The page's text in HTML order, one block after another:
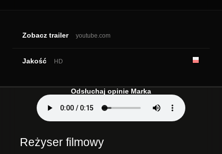
Zobacz trailer youtube.com
Jakość HD
Odsłuchaj opinie Marka
Reżyser filmowy